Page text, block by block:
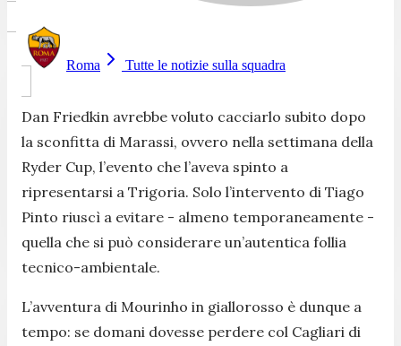
Roma Tutte le notizie sulla squadra
Dan Friedkin avrebbe voluto cacciarlo subito dopo
la sconfitta di Marassi, ovvero nella settimana della
Ryder Cup, l’evento che l’aveva spinto a
ripresentarsi a Trigoria. Solo l’intervento di Tiago
Pinto riuscì a evitare - almeno temporaneamente -
quella che si può considerare un’autentica follia
tecnico-ambientale.
L’avventura di Mourinho in giallorosso è dunque a
tempo: se domani dovesse perdere col Cagliari di